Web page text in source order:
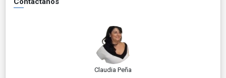
Claudia Peña